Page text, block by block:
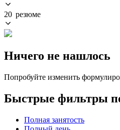
20 резюме
Ничего не нашлось
Попробуйте изменить
Быстрые фильтры
Полная занятость